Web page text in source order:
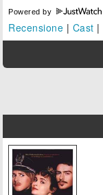
Powered by
Recensione | Cast |